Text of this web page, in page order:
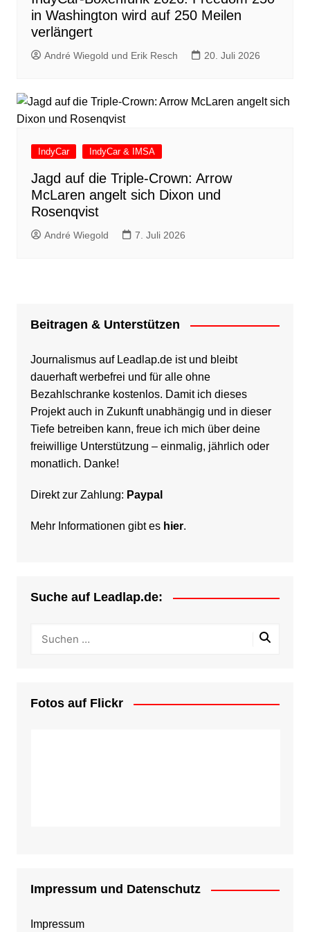
in Washington wird auf 250 Meilen
verlängert
André Wiegold und Erik Resch 20. Juli 2026
IndyCar IndyCar & IMSA
Jagd auf die Triple-Crown: Arrow
McLaren angelt sich Dixon und
Rosenqvist
André Wiegold 7. Juli 2026
Beitragen & Unterstützen
Journalismus auf Leadlap.de ist und bleibt
dauerhaft werbefrei und für alle ohne
Bezahlschranke kostenlos. Damit ich dieses
Projekt auch in Zukunft unabhängig und in dieser
Tiefe betreiben kann, freue ich mich über deine
freiwillige Unterstützung – einmalig, jährlich oder
monatlich. Danke!
Direkt zur Zahlung: Paypal
Mehr Informationen gibt es hier.
Suche auf Leadlap.de:
Fotos auf Flickr
Impressum und Datenschutz
Impressum